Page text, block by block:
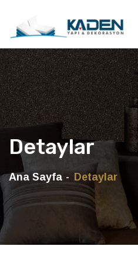
Detaylar
Ana Sayfa Detaylar